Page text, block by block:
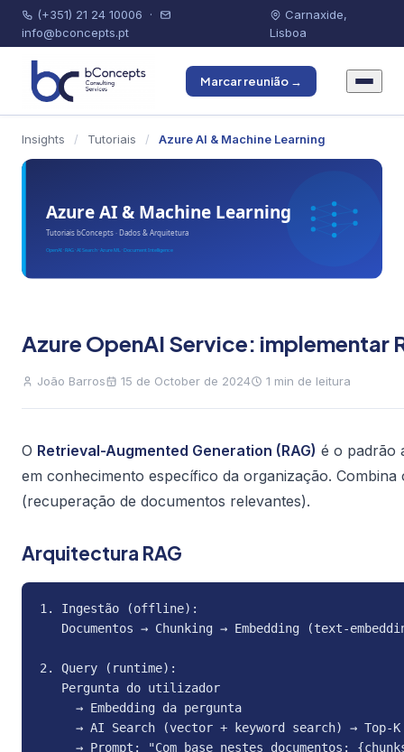
(+351) 21 24 10006 ·
info@bconcepts.pt
Carnaxide,
Lisboa
Marcar reunião →
Insights / Tutoriais / Azure AI & Machine Learning
Azure OpenAI Service: implementar
João Barros 15 de October de 2024 1 min de leitura
O Retrieval-Augmented Generation (RAG) é o padrão
em conhecimento específico da organização.
(recuperação de documentos relevantes).
Arquitectura RAG
1. Ingestão (offline):
Documentos → Chunking → Embedding (text-
2. Query (runtime):
   Pergunta do utilizador
     → Embedding da pergunta
→ AI Search (vector + keyword search) → Top-
→ Prompt: "Com base nestes documentos: